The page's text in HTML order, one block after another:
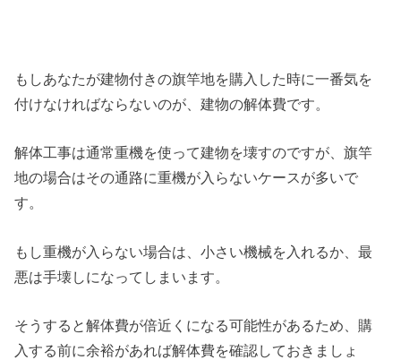
もしあなたが建物付きの旗竿地を購入した時に一番気を
付けなければならないのが、建物の解体費です。
解体工事は通常重機を使って建物を壊すのですが、旗竿
地の場合はその通路に重機が入らないケースが多いで
す。
もし重機が入らない場合は、小さい機械を入れるか、最
悪は手壊しになってしまいます。
そうすると解体費が倍近くになる可能性があるため、購
入する前に余裕があれば解体費を確認しておきましょ